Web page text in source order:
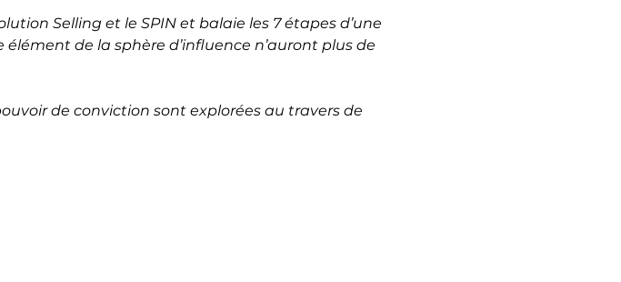
Selling et le SPIN et balaie les 7 étapes d’une
de la sphère d’influence n’auront plus de
de conviction sont explorées au travers de